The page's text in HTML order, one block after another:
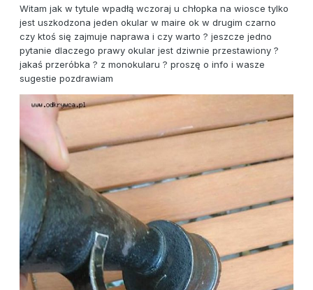
Witam jak w tytule wpadłą wczoraj u chłopka na wiosce tylko
jest uszkodzona jeden okular w maire ok w drugim czarno
czy ktoś się zajmuje naprawa i czy warto ? jeszcze jedno
pytanie dlaczego prawy okular jest dziwnie przestawiony ?
jakaś przeróbka ? z monokularu ? proszę o info i wasze
sugestie pozdrawiam